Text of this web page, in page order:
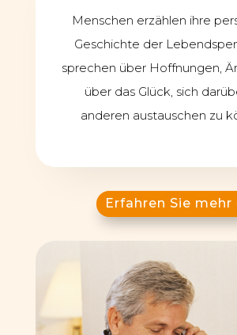
Menschen erzählen ihre
Geschichte der
sprechen über Hoffnungen,
über das Glück, sich
anderen austauschen zu
Erfahren Sie mehr